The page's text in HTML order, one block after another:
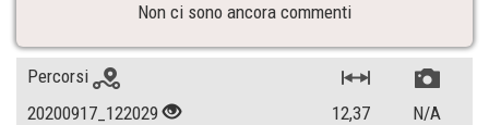
Non ci sono ancora commenti
Percorsi
20200917_122029
12,37
N/A